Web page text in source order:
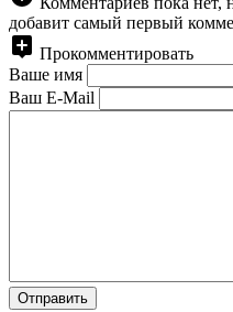
добавит самый первый
Прокомментировать
Ваше имя
Ваш E-Mail
Отправить